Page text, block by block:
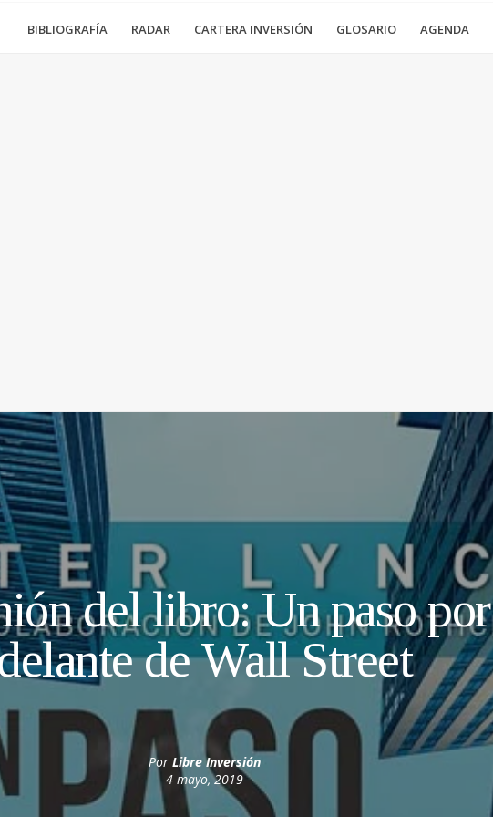
BIBLIOGRAFÍA RADAR CARTERA INVERSIÓN GLOSARIO AGENDA
del libro: Un paso por
de Wall Street
Por Libre Inversión
4 mayo, 2019